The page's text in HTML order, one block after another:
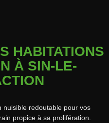
HABITATIONS
À SIN-LE-
nuisible redoutable pour vos
propice à sa prolifération.